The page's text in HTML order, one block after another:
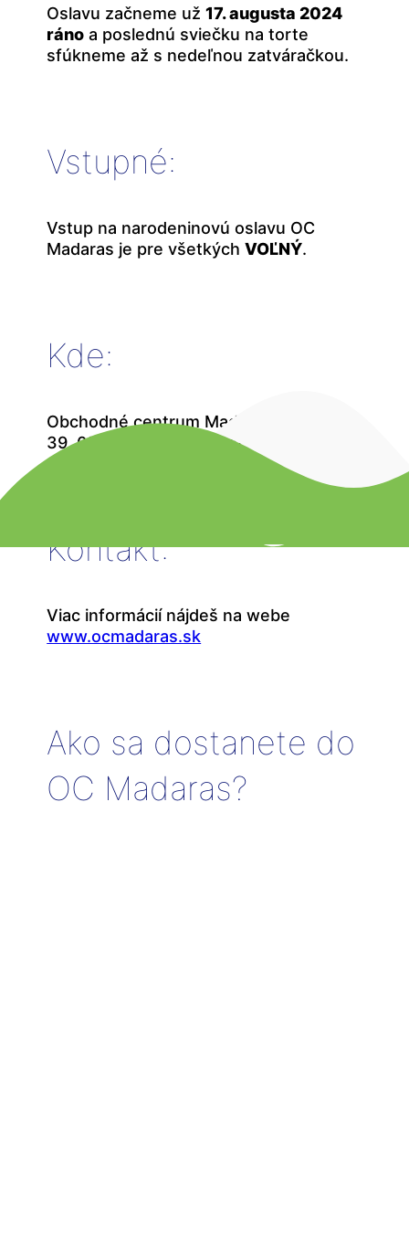
Oslavu začneme už17. augusta 2024
ráno a poslednú sviečku na torte
sfúkneme až s nedeľnou zatváračkou.
Vstupné:
Vstup na narodeninovú oslavu OC
Madaras je pre všetkýchVOĽNÝ.
Kde:
Obchodné centrum Madaras, Mlynská
39, 052 01 Spišská Nová Ves
Kontakt:
Viac informácií nájdeš na webe
www.ocmadaras.sk
Ako sa dostanete do
OC Madaras?